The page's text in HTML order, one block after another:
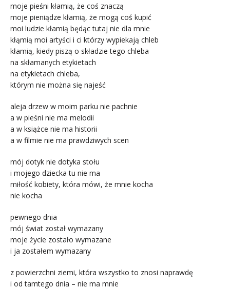
moje pieśni kłamią, że coś znaczą
moje pieniądze kłamią, że mogą coś kupić
moi ludzie kłamią będąc tutaj nie dla mnie
kłąmią moi artyści i ci którzy wypiekają chleb
kłamią, kiedy piszą o składzie tego chleba
na skłamanych etykietach
na etykietach chleba,
którym nie można się najeść
aleja drzew w moim parku nie pachnie
a w pieśni nie ma melodii
a w książce nie ma historii
a w filmie nie ma prawdziwych scen
mój dotyk nie dotyka stołu
i mojego dziecka tu nie ma
miłość kobiety, która mówi, że mnie kocha
nie kocha
pewnego dnia
mój świat został wymazany
moje życie zostało wymazane
i ja zostałem wymazany
z powierzchni ziemi, która wszystko to znosi naprawdę
i od tamtego dnia – nie ma mnie